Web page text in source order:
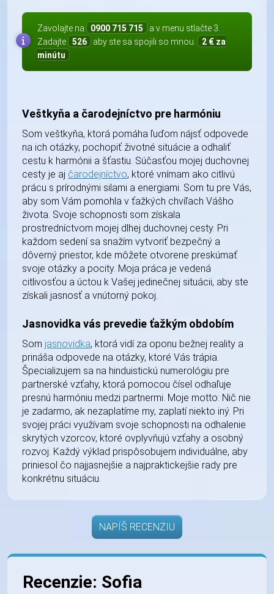
Zavolajte na 0900 715 715
a v menu stlačte 3.
Zadajte
526 aby ste sa spojili so mnou.
2 € za
minútu
Veštkyňa a čarodejníctvo pre harmóniu
Som veštkyňa, ktorá pomáha ľuďom nájsť odpovede
na ich otázky, pochopiť životné situácie a odhaliť
cestu k harmónii a šťastiu. Súčasťou mojej duchovnej
cesty je aj čarodejníctvo, ktoré vnímam ako citlivú
prácu s prírodnými silami a energiami. Som tu pre Vás,
aby som Vám pomohla v ťažkých chvíľach Vášho
života. Svoje schopnosti som získala
prostredníctvom mojej dlhej duchovnej cesty. Pri
každom sedení sa snažím vytvoriť bezpečný a
dôverný priestor, kde môžete otvorene preskúmať
svoje otázky a pocity. Moja práca je vedená
citlivosťou a úctou k Vašej jedinečnej situácii, aby ste
získali jasnosť a vnútorný pokoj.
Jasnovidka vás prevedie ťažkým obdobím
Som jasnovidka, ktorá vidí za oponu bežnej reality a
prináša odpovede na otázky, ktoré Vás trápia.
Špecializujem sa na hinduistickú numerológiu pre
partnerské vzťahy, ktorá pomocou čísel odhaľuje
presnú harmóniu medzi partnermi. Moje motto: Nič nie
je zadarmo, ak nezaplatíme my, zaplatí niekto iný. Pri
svojej práci využívam svoje schopnosti na odhalenie
skrytých vzorcov, ktoré ovplyvňujú vzťahy a osobný
rozvoj. Každý výklad prispôsobujem individuálne, aby
priniesol čo najjasnejšie a najpraktickejšie rady pre
konkrétnu situáciu.
NAPÍŠ RECENZIU
Recenzie: Sofia